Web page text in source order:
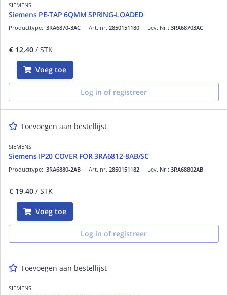
SIEMENS
Siemens PE-TAP 6QMM SPRING-LOADED
Art. nr. 2850151180
Producttype: 3RA6870-3AC Lev. Nr.: 3RA68703AC
€ 12,40 / STK
Voeg toe
Log in of registreer
Toevoegen aan bestellijst
SIEMENS
Siemens IP20 COVER FOR 3RA6812-8AB/SC
Art. nr. 2850151182
Producttype: 3RA6880-2AB Lev. Nr.: 3RA68802AB
€ 19,40 / STK
Voeg toe
Log in of registreer
Toevoegen aan bestellijst
SIEMENS